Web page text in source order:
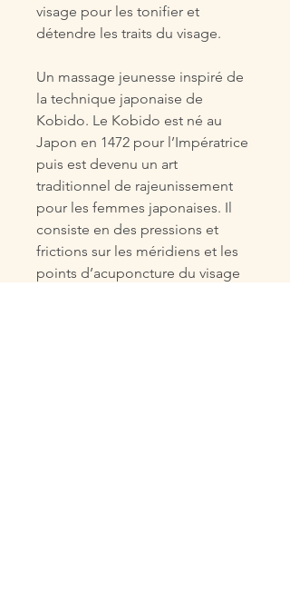
visage pour les tonifier et
détendre les traits du visage.
Un massage jeunesse inspiré de
la technique japonaise de
Kobido. Le Kobido est né au
Japon en 1472 pour l’Impératrice
puis est devenu un art
traditionnel de rajeunissement
pour les femmes japonaises. Il
consiste en des pressions et
frictions sur les méridiens et les
points d’acuponcture du visage